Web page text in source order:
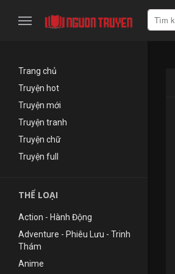
Trang chủ
Truyện hot
Truyện mới
Truyện tranh
Truyện chữ
Truyện full
THỂ LOẠI
Action - Hành Động
Adventure - Phiêu Lưu - Trinh
Thám
Anime